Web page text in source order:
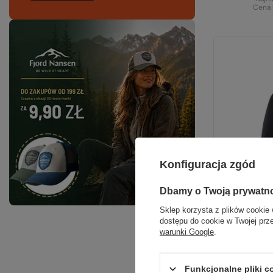
Cena
Konfiguracja zgód
Dbamy o Twoją
Sklep korzysta z plików cookie
dostępu do cookie w Twojej
warunki Google
Funkcjonalne pliki